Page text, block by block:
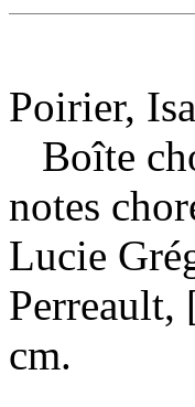
Poirier,
Boîte
notes
Lucie
cm.